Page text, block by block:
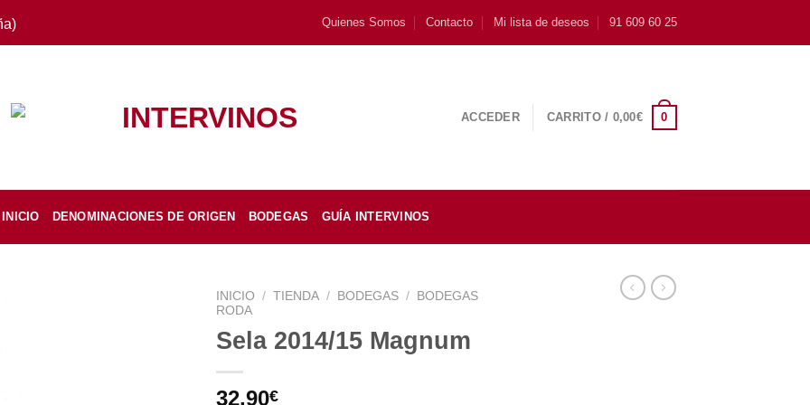
Quienes Somos Contacto Mi lista de deseos 91 609 60 25
ACCEDER CARRITO / 0,00€ 0
INICIO DENOMINACIONES DE ORIGEN BODEGAS GUÍA INTERVINOS
INICIO / TIENDA / BODEGAS /
BODEGAS
RODA
Sela 2014/15 Magnum
32,90€